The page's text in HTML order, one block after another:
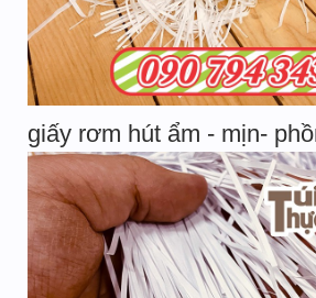
giấy rơm hút ẩm - mịn-